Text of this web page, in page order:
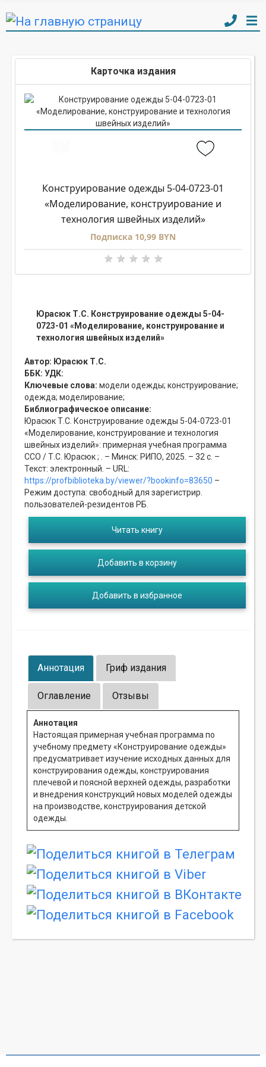
Карточка издания
Конструирование одежды 5-04-0723-01
«Моделирование, конструирование и
технология швейных изделий»
Подписка 10,99 BYN
Юрасюк Т.С. Конструирование одежды 5-04-
0723-01 «Моделирование, конструирование и
технология швейных изделий»
Автор: Юрасюк Т.С.
ББК: УДК:
Ключевые слова: модели одежды; конструирование;
одежда; моделирование;
Библиографическое описание:
Юрасюк Т.С. Конструирование одежды 5-04-0723-01
«Моделирование, конструирование и технология
швейных изделий»: примерная учебная программа
ССО / Т.С. Юрасюк ; . – Минск: РИПО, 2025. – 32 с. –
Текст: электронный. – URL:
https://profbiblioteka.by/viewer/?bookinfo=83650 –
Режим доступа: свободный для зарегистрир.
пользователей-резидентов РБ.
Читать книгу
Добавить в корзину
Добавить в избранное
Аннотация Гриф издания
Оглавление Отзывы
Аннотация
Настоящая примерная учебная программа по
учебному предмету «Конструирование одежды»
предусматривает изучение исходных данных для
конструирования одежды, конструирования
плечевой и поясной верхней одежды, разработки
и внедрения конструкций новых моделей одежды
на производстве, конструирования детской
одежды.